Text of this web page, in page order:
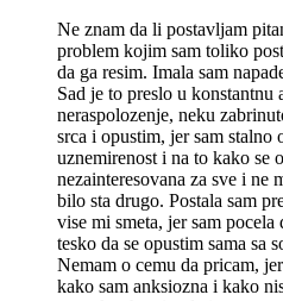
Ne znam da li postavljam
problem kojim sam toliko
da ga resim. Imala sam
Sad je to preslo u
neraspolozenje, neku
srca i opustim, jer sam stalno
uznemirenost i na to kako se
nezainteresovana za sve i ne
bilo sta drugo. Postala sam
vise mi smeta, jer sam pocela
tesko da se opustim sama sa
Nemam o cemu da pricam,
kako sam anksiozna i kako